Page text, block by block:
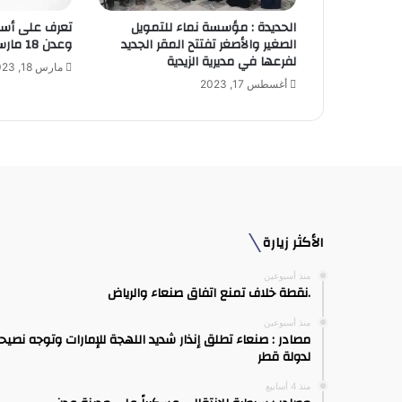
و
ن
ي
الحديدة : مؤسسة نماء للتمويل
الصغير والأصغر تفتتح المقر الجديد
لفرعها في مديرية الزيدية
أغسطس 17, 2023
تعرف على
وعدن 18 مارس 2023 :
مارس 18, 2023
الأكثر زيارة
منذ أسبوعين
.نقطة خلاف تمنع اتفاق صنعاء والرياض
منذ أسبوعين
مصادر : صنعاء تطلق إنذار شديد اللهجة للإمارات وتوجه
لدولة قطر
منذ 4 أسابيع